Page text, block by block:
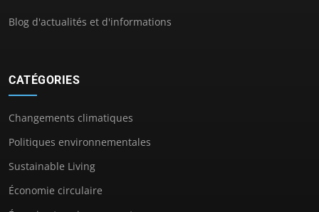
Blog d'actualités et d'informations
CATÉGORIES
Changements climatiques
Politiques environnementales
Sustainable Living
Économie circulaire